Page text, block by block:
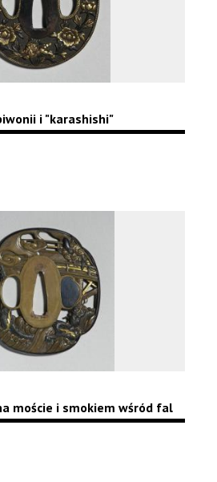
i "karashishi"
moście i smokiem wśród fal